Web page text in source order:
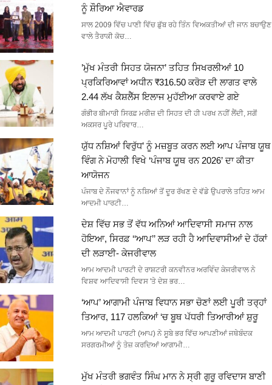
ਨੂੰ ਸ਼ੌਰਿਆ ਐਵਾਰਡ
ਸਾਲ 2009 ਵਿੱਚ ਪਾਣੀ ਵਿੱਚ ਡੁੱਬ ਰਹੇ ਤਿੰਨ ਵਿਅਕਤੀਆਂ ਦੀ ਜਾਨ ਬਚਾਉਣ
ਵਾਲੇ ਤੈਰਾਕੀ ਕੋਚ…
’ਮੁੱਖ ਮੰਤਰੀ ਸਿਹਤ ਯੋਜਨਾ’ ਤਹਿਤ ਸਿਖਰਲੀਆਂ 10
ਪ੍ਰਕਿਰਿਆਵਾਂ ਅਧੀਨ ₹316.50 ਕਰੋੜ ਦੀ ਲਾਗਤ ਵਾਲੇ
2.44 ਲੱਖ ਕੈਸ਼ਲੈੱਸ ਇਲਾਜ ਮੁਹੱਈਆ ਕਰਵਾਏ ਗਏ
ਗੰਭੀਰ ਬੀਮਾਰੀ ਸਿਰਫ਼ ਮਰੀਜ਼ ਦੀ ਸਿਹਤ ਦੀ ਹੀ ਪਰਖ ਨਹੀਂ ਲੈਂਦੀ, ਸਗੋਂ
ਅਕਸਰ ਪੂਰੇ ਪਰਿਵਾਰ…
ਯੁੱਧ ਨਸ਼ਿਆਂ ਵਿਰੁੱਧ’ ਨੂੰ ਮਜ਼ਬੂਤ ਕਰਨ ਲਈ ਆਪ ਪੰਜਾਬ ਯੂਥ
ਵਿੰਗ ਨੇ ਮੋਹਾਲੀ ਵਿਖੇ ‘ਪੰਜਾਬ ਯੂਥ ਰਨ 2026’ ਦਾ ਕੀਤਾ
ਆਯੋਜਨ
ਪੰਜਾਬ ਦੇ ਨੌਜਵਾਨਾਂ ਨੂੰ ਨਸ਼ਿਆਂ ਤੋਂ ਦੂਰ ਰੱਖਣ ਦੇ ਵੱਡੇ ਉਪਰਾਲੇ ਤਹਿਤ ਆਮ
ਆਦਮੀ ਪਾਰਟੀ…
ਦੇਸ਼ ਵਿੱਚ ਸਭ ਤੋਂ ਵੱਧ ਅਨਿਆਂ ਆਦਿਵਾਸੀ ਸਮਾਜ ਨਾਲ
ਹੋਇਆ, ਸਿਰਫ਼ ‘‘ਆਪ’’ ਲੜ ਰਹੀ ਹੈ ਆਦਿਵਾਸੀਆਂ ਦੇ ਹੱਕਾਂ
ਦੀ ਲੜਾਈ- ਕੇਜਰੀਵਾਲ
ਆਮ ਆਦਮੀ ਪਾਰਟੀ ਦੇ ਰਾਸ਼ਟਰੀ ਕਨਵੀਨਰ ਅਰਵਿੰਦ ਕੇਜਰੀਵਾਲ ਨੇ
ਵਿਸ਼ਵ ਆਦਿਵਾਸੀ ਦਿਵਸ 'ਤੇ ਦੇਸ਼ ਭਰ…
‘ਆਪ’ ਆਗਾਮੀ ਪੰਜਾਬ ਵਿਧਾਨ ਸਭਾ ਚੋਣਾਂ ਲਈ ਪੂਰੀ ਤਰ੍ਹਾਂ
ਤਿਆਰ, 117 ਹਲਕਿਆਂ ‘ਚ ਬੂਥ ਪੱਧਰੀ ਤਿਆਰੀਆਂ ਸ਼ੁਰੂ
ਆਮ ਆਦਮੀ ਪਾਰਟੀ (ਆਪ) ਨੇ ਸੂਬੇ ਭਰ ਵਿੱਚ ਆਪਣੀਆਂ ਜਥੇਬੰਦਕ
ਸਰਗਰਮੀਆਂ ਨੂੰ ਤੇਜ਼ ਕਰਦਿਆਂ ਆਗਾਮੀ…
ਮੁੱਖ ਮੰਤਰੀ ਭਗਵੰਤ ਸਿੰਘ ਮਾਨ ਨੇ ਸ੍ਰੀ ਗੁਰੂ ਰਵਿਦਾਸ ਬਾਣੀ